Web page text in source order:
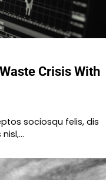
Crisis With
sociosqu felis, dis